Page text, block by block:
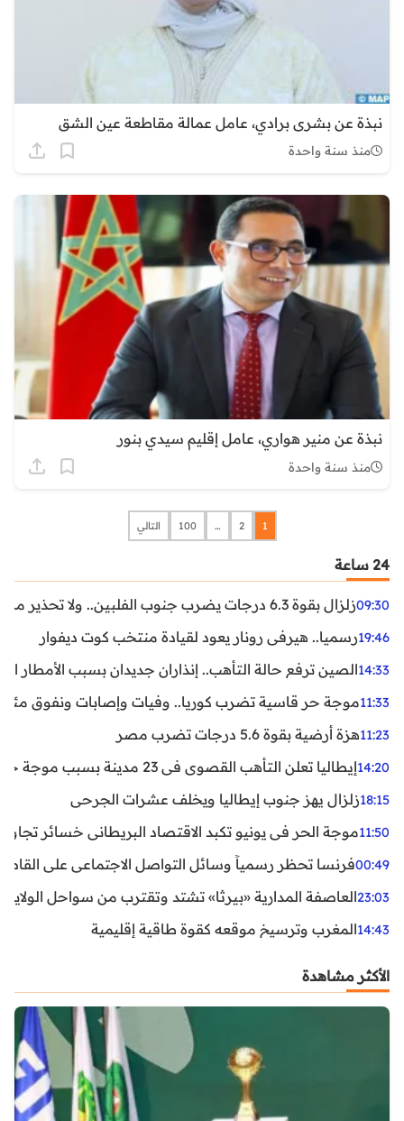
نبذة عن بشرى برادي، عامل عمالة مقاطعة عين الشق
منذ سنة واحدة
نبذة عن منير هواري، عامل إقليم سيدي بنور
منذ سنة واحدة
1
2
…
100 التالي
24 ساعة
09:30زلزال بقوة 6.3 درجات يضرب جنوب الفلبين.. ولا تحذير من تسونامي حتى الآن
19:46رسميا.. هيرفي رونار يعود لقيادة منتخب كوت ديفوار
14:33الصين ترفع حالة التأهب.. إنذاران جديدان بسبب الأمطار
11:33موجة حر قاسية تضرب كوريا.. وفيات وإصابات ونفوق مئات
11:23هزة أرضية بقوة 5.6 درجات تضرب مصر
14:20إيطاليا تعلن التأهب القصوى في 23 مدينة بسبب موجة حر شديدة
18:15زلزال يهز جنوب إيطاليا ويخلف عشرات الجرحى
11:50موجة الحر في يونيو تكبد الاقتصاد البريطاني خسائر تجاوزت 1.5 مليار
00:49فرنسا تحظر رسمياً وسائل التواصل الاجتماعي على القاصرين
23:03العاصفة المدارية «بيرثا» تشتد وتقترب من سواحل
14:43المغرب وترسيخ موقعه كقوة طاقية إقليمية
الأكثر مشاهدة